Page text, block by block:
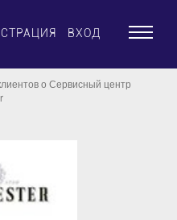
ВХОД ×
о Сервисный центр